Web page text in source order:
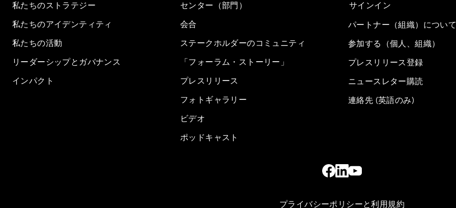
私たちのストラテジー
私たちのアイデンティティ
私たちの活動
リーダーシップとガバナンス
インパクト
センター（部門）
会合
ステークホルダーのコミュニティ
「フォーラム・ストーリー」
プレスリリース
フォトギャラリー
ビデオ
ポッドキャスト
サインイン
パートナー（組織）について
参加する（個人、組織）
プレスリリース登録
ニュースレター購読
連絡先 (英語のみ)
プライバシーポリシーと利用規約